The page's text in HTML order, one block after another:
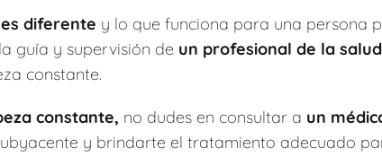
diferente y lo que funciona para una persona
guía y supervisión de un profesional de la salud
constante.
constante, no dudes en consultar a un
y brindarte el tratamiento adecuado